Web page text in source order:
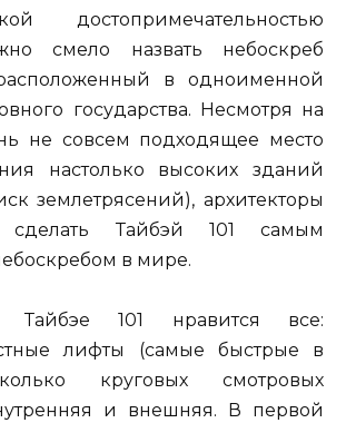
достопримечательностью
смело назвать небоскреб
в одноименной
государства. Несмотря на
не совсем подходящее место
настолько высоких зданий
землетрясений), архитекторы
сделать Тайбэй 101 самым
в мире.
Тайбэе 101 нравится все:
лифты (самые быстрые в
круговых смотровых
и внешняя. В первой